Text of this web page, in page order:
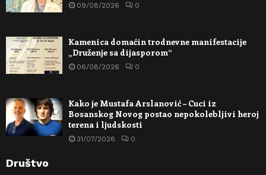
09/08/2026 0
Kamenica domaćin trodnevne manifestacije
„Druženje sa dijasporom“
06/08/2026 0
Kako je Mustafa Arslanović – Cuci iz
Bosanskog Novog postao nepokolebljivi heroj
terena i ljudskosti
31/07/2026 0
Društvo